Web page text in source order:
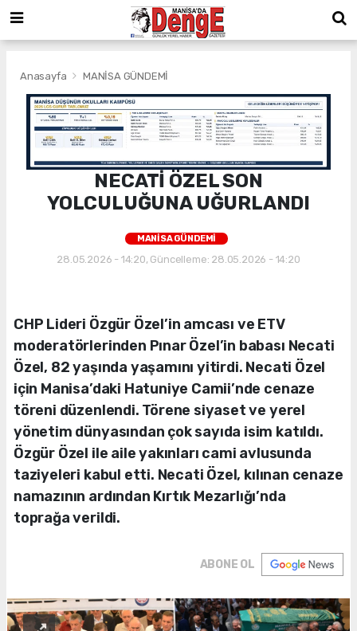
Anasayfa MANİSA GÜNDEMİ
NECATİ ÖZEL SON
YOLCULUĞUNA UĞURLANDI
MANİSA GÜNDEMİ
28.05.2026 - 14:20, Güncelleme: 28.05.2026 - 14:20
CHP Lideri Özgür Özel’in amcası ve ETV
moderatörlerinden Pınar Özel’in babası Necati
Özel, 82 yaşında yaşamını yitirdi. Necati Özel
için Manisa’daki Hatuniye Camii’nde cenaze
töreni düzenlendi. Törene siyaset ve yerel
yönetim dünyasından çok sayıda isim katıldı.
Özgür Özel ile aile yakınları cami avlusunda
taziyeleri kabul etti. Necati Özel, kılınan cenaze
namazının ardından Kırtık Mezarlığı’nda
toprağa verildi.
ABONE OL